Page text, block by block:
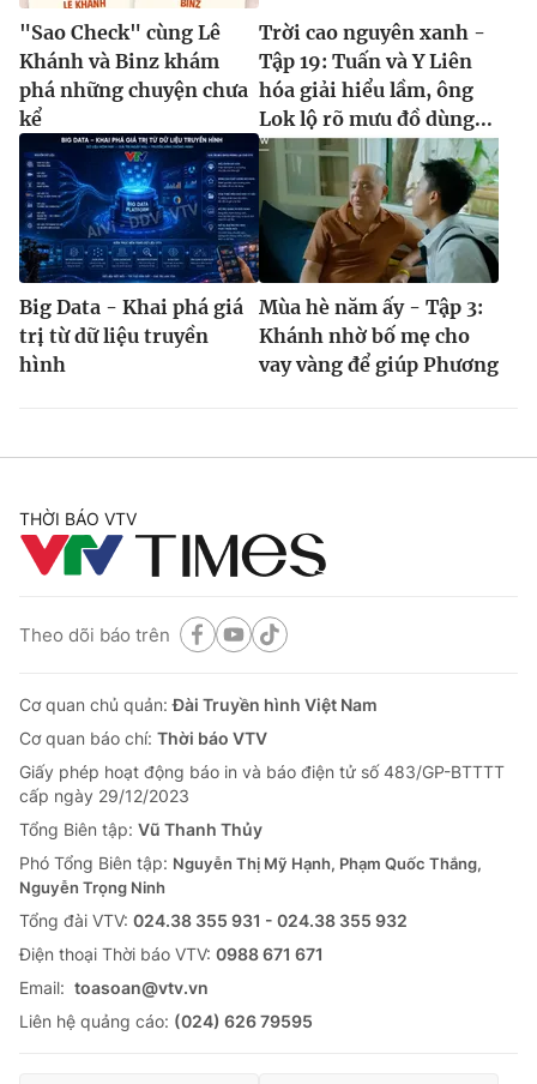
"Sao Check" cùng Lê
Khánh và Binz khám
phá những chuyện chưa
kể
Trời cao nguyên xanh -
Tập 19: Tuấn và Y Liên
hóa giải hiểu lầm, ông
Lok lộ rõ mưu đồ dùng...
Big Data - Khai phá giá
trị từ dữ liệu truyền
hình
Mùa hè năm ấy - Tập 3:
Khánh nhờ bố mẹ cho
vay vàng để giúp Phương
THỜI BÁO VTV
Theo dõi báo trên
Cơ quan chủ quản:Đài Truyền hình Việt Nam
Cơ quan báo chí: Thời báo VTV
Giấy phép hoạt động báo in và báo điện tử số 483/GP-BTTTT
cấp ngày 29/12/2023
Tổng Biên tập: Vũ Thanh Thủy
Phó Tổng Biên tập: Nguyễn Thị Mỹ Hạnh, Phạm Quốc Thắng,
Nguyễn Trọng Ninh
Tổng đài VTV: 024.38 355 931 - 024.38 355 932
Ðiện thoại Thời báo VTV: 0988 671 671
Email: toasoan@vtv.vn
Liên hệ quảng cáo: (024) 626 79595